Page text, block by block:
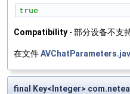
true
Compatibility - 部分设备不支
在文件
final Key<Integer>